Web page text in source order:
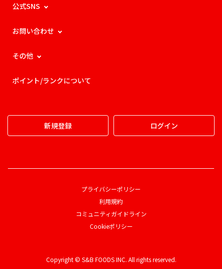
公式SNS
お問い合わせ
その他
ポイント/ランクについて
新規登録 ログイン
プライバシーポリシー
利用規約
コミュニティガイドライン
Cookieポリシー
Copyright © S&B FOODS INC. All rights reserved.